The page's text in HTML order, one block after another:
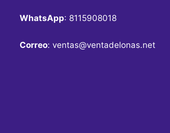
WhatsApp: 8115908018
Correo: ventas@ventadelonas.net